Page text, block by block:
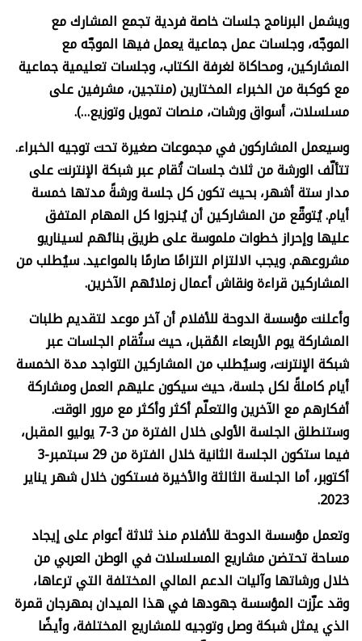
ويشمل البرنامج جلسات خاصة فردية تجمع المشارك مع
الموجّه، وجلسات عمل جماعية يعمل فيها الموجّه مع
المشاركين، ومحاكاة لغرفة الكتاب، وجلسات تعليمية جماعية
مع كوكبة من الخبراء المختارين (منتجين، مشرفين على
مسلسلات، أسواق ورشات، منصات تمويل وتوزيع…).
وسيعمل المشاركون في مجموعات صغيرة تحت توجيه الخبراء.
تتألّف الورشة من ثلاث جلسات تُقام عبر شبكة الإنترنت على
مدار ستة أشهر، بحيث تكون كل جلسة ورشةً مدتها خمسة
أيام. يُتوقّع من المشاركين أن يُنجزوا كل المهام المتفق
عليها وإحراز خطوات ملموسة على طريق بنائهم لسيناريو
مشروعهم. ويجب الالتزام التزامًا صارمًا بالمواعيد. سيُطلب من
المشاركين قراءة ونقاش أعمال زملائهم الآخرين.
وأعلنت مؤسسة الدوحة للأفلام أن آخر موعد لتقديم طلبات
المشاركة يوم الأربعاء المُقبل، حيث ستُقام الجلسات عبر
شبكة الإنترنت، وسيُطلب من المشاركين التواجد مدة الخمسة
أيام كاملةً لكل جلسة، حيث سيكون عليهم العمل ومشاركة
أفكارهم مع الآخرين والتعلّم أكثر وأكثر مع مرور الوقت.
وستنطلق الجلسة الأولى خلال الفترة من 3-7 يوليو المقبل،
فيما ستكون الجلسة الثانية خلال الفترة من 29 سبتمبر-3
أكتوبر، أما الجلسة الثالثة والأخيرة فستكون خلال شهر يناير
2023.
وتعمل مؤسسة الدوحة للأفلام منذ ثلاثة أعوام على إيجاد
مساحة تحتضن مشاريع المسلسلات في الوطن العربي من
خلال ورشاتها وآليات الدعم المالي المختلفة التي ترعاها،
وقد عزّزت المؤسسة جهودها في هذا الميدان بمهرجان قمرة
الذي يمثل شبكة وصل وتوجيه للمشاريع المختلفة، وأيضًا